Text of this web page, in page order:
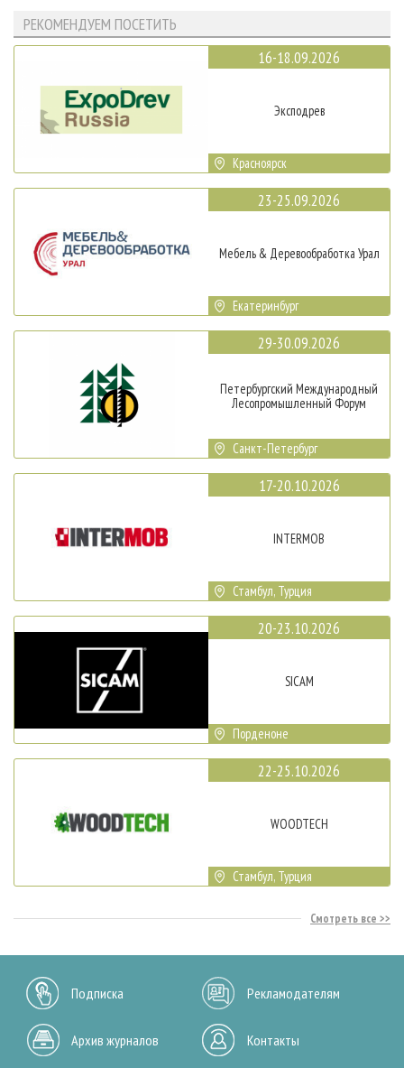
РЕКОМЕНДУЕМ ПОСЕТИТЬ
16-18.09.2026
Эксподрев
Красноярск
23-25.09.2026
Мебель & Деревообработка Урал
Екатеринбург
29-30.09.2026
Петербургский Международный
Лесопромышленный Форум
Санкт-Петербург
17-20.10.2026
INTERMOB
Стамбул, Турция
20-23.10.2026
SICAM
Порденоне
22-25.10.2026
WOODTECH
Стамбул, Турция
Смотреть все
Подписка Рекламодателям
Архив журналов Контакты